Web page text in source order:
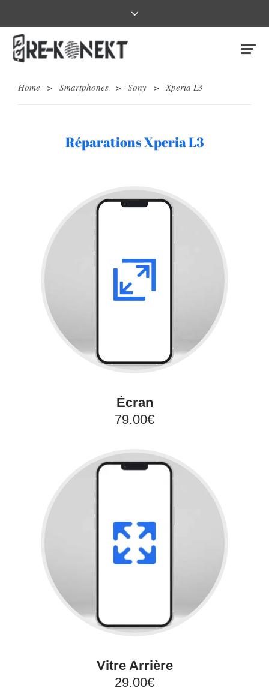
Home > Smartphones > Sony > Xperia L3
Réparations Xperia L3
Écran
79.00€
Vitre Arrière
29.00€